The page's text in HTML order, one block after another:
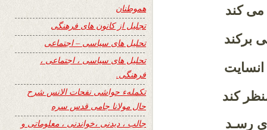
می کند
برکند
انسایت
کند
رسـد
هموطنان
تجلیل از کانون های فرهنگی
تحلیل های سیاسی – اجتماعی
تحلیل های سیاسی ، اجتماعی ،
فرهنگی.
تکملهء حواشی نفحات الانس شرح
حال مولانا جامی قدس سره
جالب ، دیدنی ،خواندنی ، معلوماتی و